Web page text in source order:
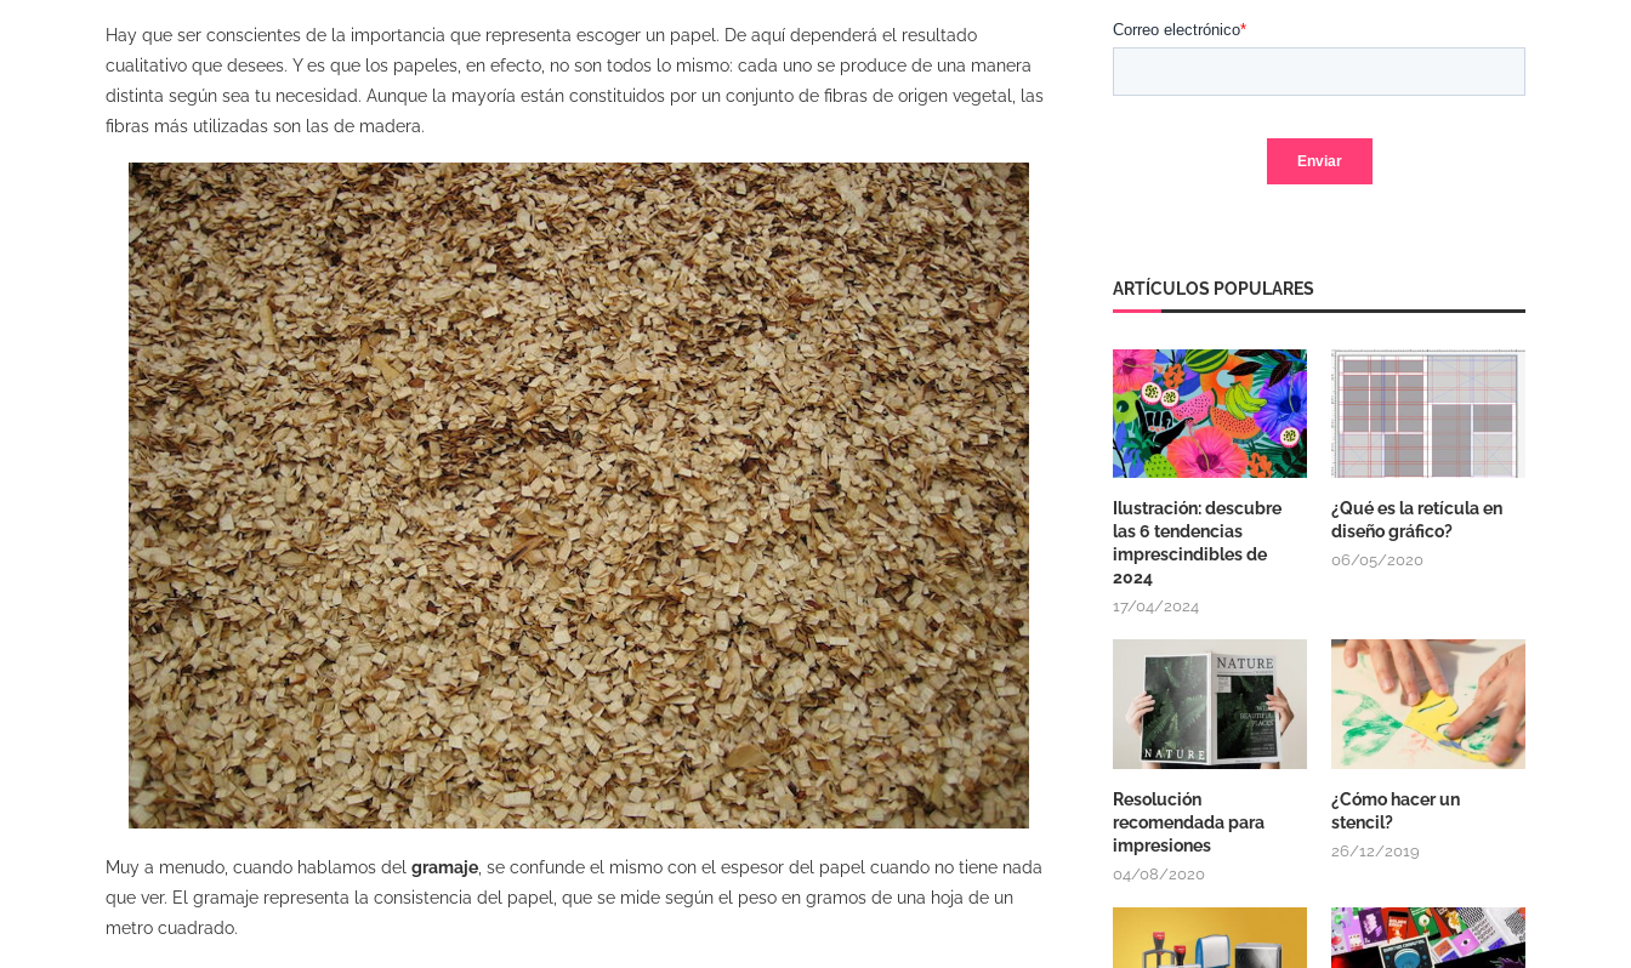
Hay que ser conscientes de la importancia que representa escoger un papel. De aquí dependerá el resultado
cualitativo que desees. Y es que los papeles, en efecto, no son todos lo mismo: cada uno se produce de una manera
distinta según sea tu necesidad. Aunque la mayoría están constituidos por un conjunto de fibras de origen vegetal, las
fibras más utilizadas son las de madera.
Muy a menudo, cuando hablamos del gramaje , se confunde el mismo con el espesor del papel cuando no tiene nada
que ver. El gramaje representa la consistencia del papel, que se mide según el peso en gramos de una hoja de un
metro cuadrado.
ARTÍCULOS POPULARES
Ilustración: descubre
las 6 tendencias
imprescindibles de
2024
17/04/2024
¿Qué es la retícula en
diseño gráfico?
06/05/2020
Resolución
recomendada para
impresiones
04/08/2020
¿Cómo hacer un
stencil?
26/12/2019